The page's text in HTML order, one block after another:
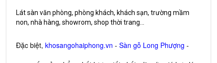
Lát sàn văn phòng, phòng khách, khách sạn, trường mầm
non, nhà hàng, showrom, shop thời trang...
Đặc biệt, khosangohaiphong.vn - Sàn gỗ Long Phượng -